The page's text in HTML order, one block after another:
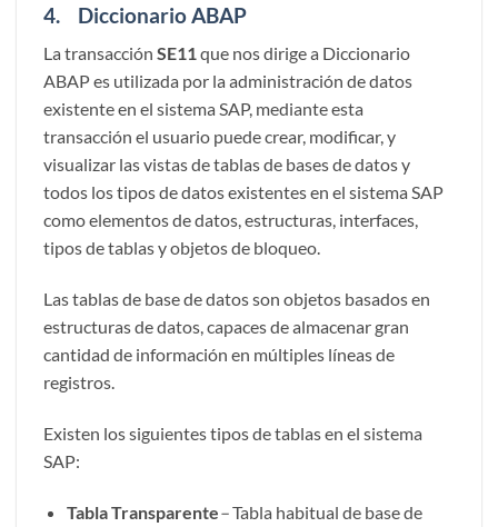
4. Diccionario ABAP
La transacción SE11que nos dirige a Diccionario
ABAP es utilizada por la administración de datos
existente en el sistema SAP, mediante esta
transacción el usuario puede crear, modificar, y
visualizar las vistas de tablas de bases de datos y
todos los tipos de datos existentes en el sistema SAP
como elementos de datos, estructuras, interfaces,
tipos de tablas y objetos de bloqueo.
Las tablas de base de datos son objetos basados en
estructuras de datos, capaces de almacenar gran
cantidad de información en múltiples líneas de
registros.
Existen los siguientes tipos de tablas en el sistema
SAP:
Tabla Transparente–Tabla habitual de base de